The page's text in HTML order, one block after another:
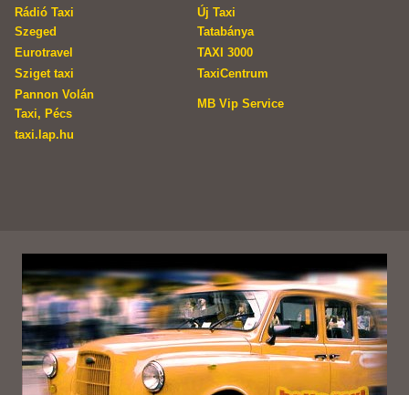
Rádió Taxi
Szeged
Új Taxi
Tatabánya
Eurotravel
TAXI 3000
Sziget taxi
TaxiCentrum
Pannon Volán
Taxi, Pécs
MB Vip Service
taxi.lap.hu